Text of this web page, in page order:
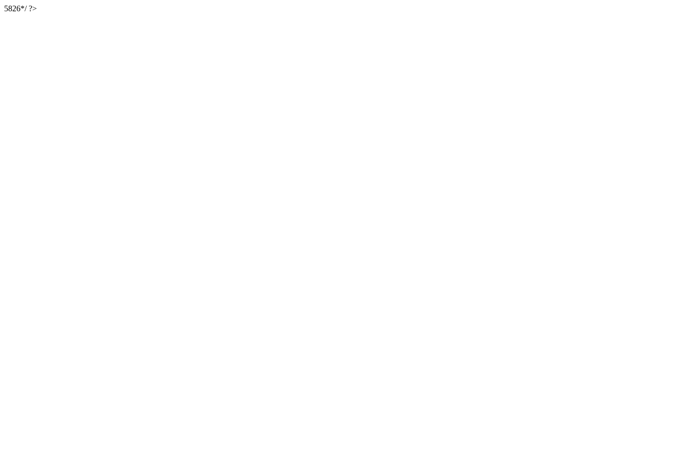
5826*/ ?>